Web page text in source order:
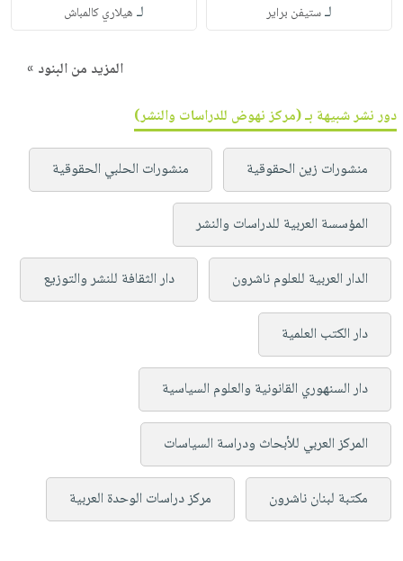
لـستيفن براير لـ هيلاري كالمباش
المزيد من البنود »
دور نشر شبيهة بـ (مركز نهوض للدراسات والنشر)
منشورات زين الحقوقية منشورات الحلبي الحقوقية
المؤسسة العربية للدراسات والنشر
الدار العربية للعلوم ناشرون دار الثقافة للنشر والتوزيع
دار الكتب العلمية
دار السنهوري القانونية والعلوم السياسية
المركز العربي للأبحاث ودراسة السياسات
مكتبة لبنان ناشرون مركز دراسات الوحدة العربية